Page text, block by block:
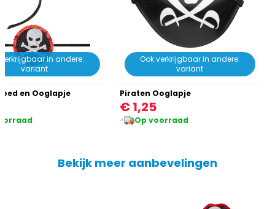
in andere:
variant
en Ooglapje
Ook verkrijgbaar in andere:
variant
Piraten Ooglapje
€ 1,25
Op voorraad
Bekijk meer aanbevelingen